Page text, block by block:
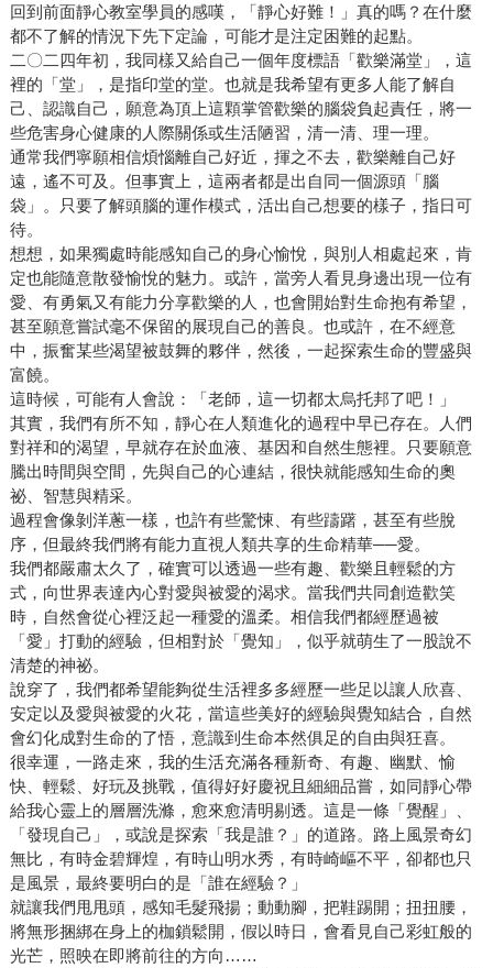
回到前面靜心教室學員的感嘆，「靜心好難！」真的嗎？在什麼
都不了解的情況下先下定論，可能才是注定困難的起點。
二〇二四年初，我同樣又給自己一個年度標語「歡樂滿堂」，這
裡的「堂」，是指印堂的堂。也就是我希望有更多人能了解自
己、認識自己，願意為頂上這顆掌管歡樂的腦袋負起責任，將一
些危害身心健康的人際關係或生活陋習，清一清、理一理。
通常我們寧願相信煩惱離自己好近，揮之不去，歡樂離自己好
遠，遙不可及。但事實上，這兩者都是出自同一個源頭「腦
袋」。只要了解頭腦的運作模式，活出自己想要的樣子，指日可
待。
想想，如果獨處時能感知自己的身心愉悅，與別人相處起來，肯
定也能隨意散發愉悅的魅力。或許，當旁人看見身邊出現一位有
愛、有勇氣又有能力分享歡樂的人，也會開始對生命抱有希望，
甚至願意嘗試毫不保留的展現自己的善良。也或許，在不經意
中，振奮某些渴望被鼓舞的夥伴，然後，一起探索生命的豐盛與
富饒。
這時候，可能有人會說：「老師，這一切都太烏托邦了吧！」
其實，我們有所不知，靜心在人類進化的過程中早已存在。人們
對祥和的渴望，早就存在於血液、基因和自然生態裡。只要願意
騰出時間與空間，先與自己的心連結，很快就能感知生命的奧
祕、智慧與精采。
過程會像剝洋蔥一樣，也許有些驚悚、有些躊躇，甚至有些脫
序，但最終我們將有能力直視人類共享的生命精華──愛。
我們都嚴肅太久了，確實可以透過一些有趣、歡樂且輕鬆的方
式，向世界表達內心對愛與被愛的渴求。當我們共同創造歡笑
時，自然會從心裡泛起一種愛的溫柔。相信我們都經歷過被
「愛」打動的經驗，但相對於「覺知」，似乎就萌生了一股說不
清楚的神祕。
說穿了，我們都希望能夠從生活裡多多經歷一些足以讓人欣喜、
安定以及愛與被愛的火花，當這些美好的經驗與覺知結合，自然
會幻化成對生命的了悟，意識到生命本然俱足的自由與狂喜。
很幸運，一路走來，我的生活充滿各種新奇、有趣、幽默、愉
快、輕鬆、好玩及挑戰，值得好好慶祝且細細品嘗，如同靜心帶
給我心靈上的層層洗滌，愈來愈清明剔透。這是一條「覺醒」、
「發現自己」，或說是探索「我是誰？」的道路。路上風景奇幻
無比，有時金碧輝煌，有時山明水秀，有時崎嶇不平，卻都也只
是風景，最終要明白的是「誰在經驗？」
就讓我們甩甩頭，感知毛髮飛揚；動動腳，把鞋踢開；扭扭腰，
將無形捆綁在身上的枷鎖鬆開，假以時日，會看見自己彩虹般的
光芒，照映在即將前往的方向……